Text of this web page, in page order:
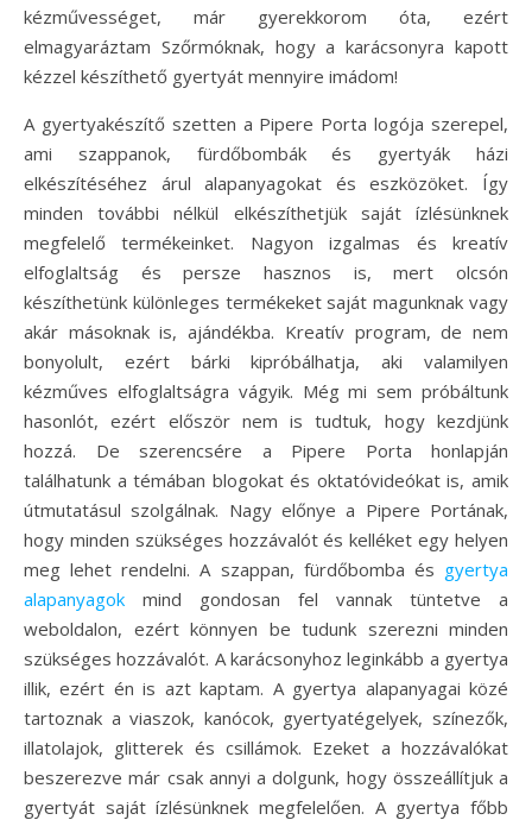
kézművességet, már gyerekkorom óta, ezért
elmagyaráztam Szőrmóknak, hogy a karácsonyra kapott
kézzel készíthető gyertyát mennyire imádom!
A gyertyakészítő szetten a Pipere Porta logója szerepel,
ami szappanok, fürdőbombák és gyertyák házi
elkészítéséhez árul alapanyagokat és eszközöket. Így
minden további nélkül elkészíthetjük saját ízlésünknek
megfelelő termékeinket. Nagyon izgalmas és kreatív
elfoglaltság és persze hasznos is, mert olcsón
készíthetünk különleges termékeket saját magunknak vagy
akár másoknak is, ajándékba. Kreatív program, de nem
bonyolult, ezért bárki kipróbálhatja, aki valamilyen
kézműves elfoglaltságra vágyik. Még mi sem próbáltunk
hasonlót, ezért először nem is tudtuk, hogy kezdjünk
hozzá. De szerencsére a Pipere Porta honlapján
találhatunk a témában blogokat és oktatóvideókat is, amik
útmutatásul szolgálnak. Nagy előnye a Pipere Portának,
hogy minden szükséges hozzávalót és kelléket egy helyen
meg lehet rendelni. A szappan, fürdőbomba és gyertya
alapanyagok mind gondosan fel vannak tüntetve a
weboldalon, ezért könnyen be tudunk szerezni minden
szükséges hozzávalót. A karácsonyhoz leginkább a gyertya
illik, ezért én is azt kaptam. A gyertya alapanyagai közé
tartoznak a viaszok, kanócok, gyertyatégelyek, színezők,
illatolajok, glitterek és csillámok. Ezeket a hozzávalókat
beszerezve már csak annyi a dolgunk, hogy összeállítjuk a
gyertyát saját ízlésünknek megfelelően. A gyertya főbb